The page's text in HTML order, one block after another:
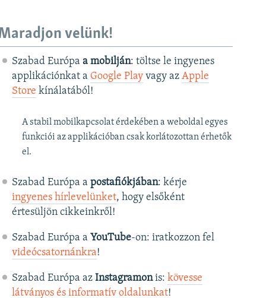
velünk!
Szabad Európa a mobilján: töltse le ingyenes
applikációnkat a Google Playvagy az Apple
Store kínálatából!
A stabil mobilkapcsolat érdekében a weboldal egyes
funkciói az applikációban csak korlátozottan érhetők
el.
Szabad Európa a postafiókjában: kérje
ingyenes hírlevelünket, hogy elsőként
értesüljön cikkeinkről!
Szabad Európa a YouTube-on: iratkozzon fel
videócsatornánkra!
Szabad Európa az Instagramonis: kövesse
látványos és informatív oldalunkat! ​